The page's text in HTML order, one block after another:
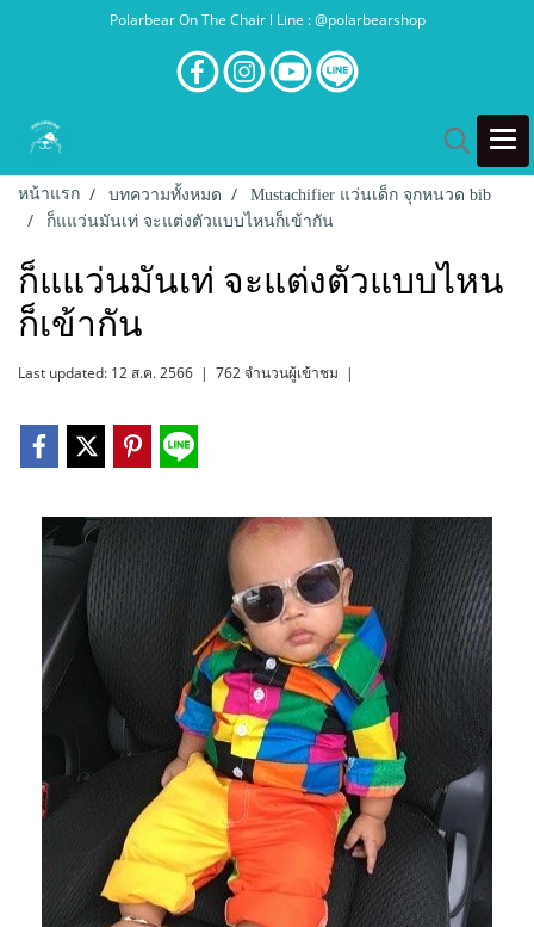
Polarbear On The Chair l Line : @polarbearshop
หน้าแรก บทความทั้งหมด
Mustachifier แว่นเด็ก จุกหนวด bib
ก็แแว่นมันเท่ จะแต่งตัวแบบไหนก็เข้ากัน
ก็แแว่นมันเท่ จะแต่งตัวแบบไหน
ก็เข้ากัน
Last updated: 12 ส.ค. 2566 | 762 จำนวนผู้เข้าชม |